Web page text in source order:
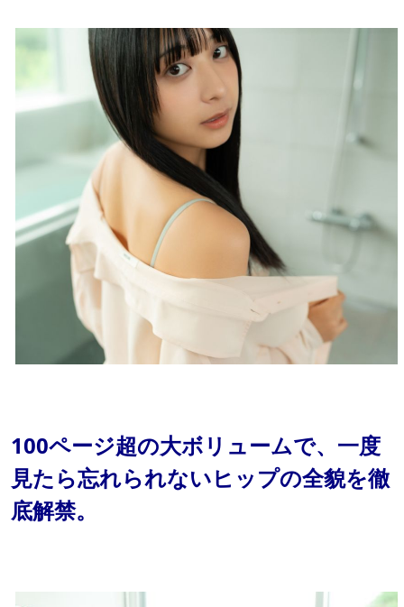
100ページ超の大ボリュームで、一度
見たら忘れられないヒップの全貌を徹
底解禁。